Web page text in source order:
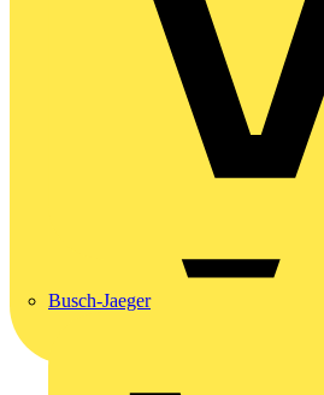
Busch-Jaeger